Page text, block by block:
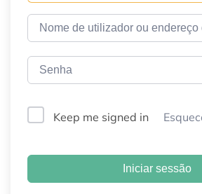
Keep me signed in
Iniciar sessão